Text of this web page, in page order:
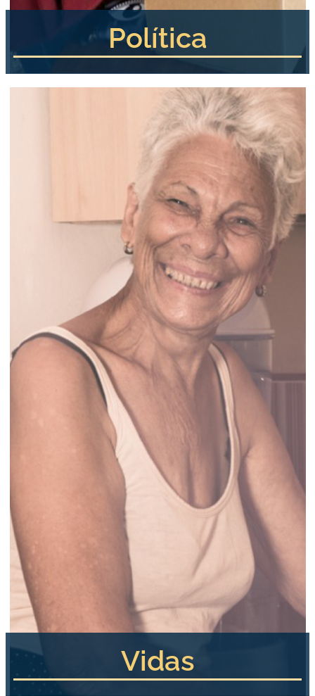
Política
Vidas